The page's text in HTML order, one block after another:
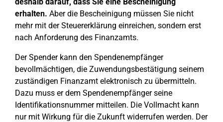
erhalten. Aber die Bescheinigung müssen Sie nicht
mehr mit der Steuererklärung einreichen, sondern erst
nach Anforderung des Finanzamts.
Der Spender kann den Spendenempfänger
bevollmächtigen, die Zuwendungsbestätigung seinem
zuständigen Finanzamt elektronisch zu übermitteln.
Dazu muss er dem Spendenempfänger seine
Identifikationsnummer mitteilen. Die Vollmacht kann
nur mit Wirkung für die Zukunft widerrufen werden. Der